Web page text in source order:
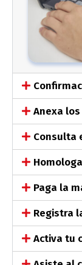
Anexa
Consulta
Paga la
Registra
Activa tu